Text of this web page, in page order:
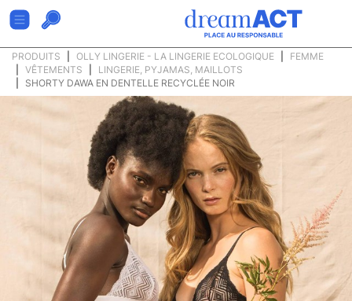
PRODUITS OLLY LINGERIE - LA LINGERIE ECOLOGIQUE
FEMME
VÊTEMENTS
LINGERIE, PYJAMAS, MAILLOTS
SHORTY DAWA EN DENTELLE RECYCLÉE NOIR